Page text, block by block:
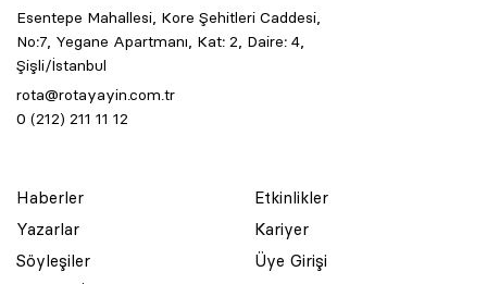
Esentepe Mahallesi, Kore Şehitleri Caddesi,
No:7, Yegane Apartmanı, Kat: 2, Daire: 4,
Şişli/İstanbul
rota@rotayayin.com.tr
0 (212) 211 11 12
Haberler
Yazarlar
Söyleşiler
Etkinlikler
Kariyer
Üye Girişi